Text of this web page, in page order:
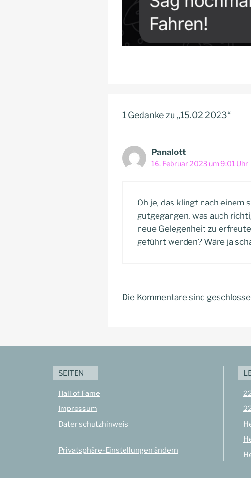
1 Gedanke zu „15.02.2023“
Panalott
16. Februar 2023 um 9:01 Uhr
Oh je, das klingt nach einem
gutgegangen, was auch
neue Gelegenheit zu
geführt werden? Wäre ja
Die Kommentare sind
SEITEN
Hall of Fame
Impressum
Datenschutzhinweis
Privatsphäre-Einstellungen ändern